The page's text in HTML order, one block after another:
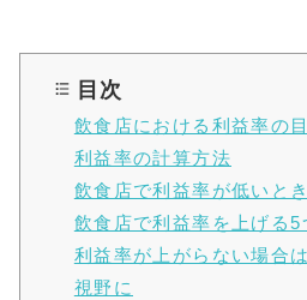
目次
飲食店における利益率の
利益率の計算方法
飲食店で利益率が低いと
飲食店で利益率を上げる5
利益率が上がらない場合
視野に